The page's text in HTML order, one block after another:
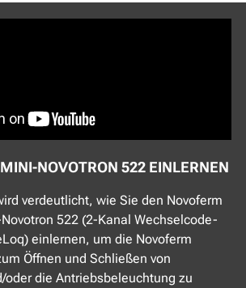
NOVOTRON 522 EINLERNEN
verdeutlicht, wie Sie den Novoferm
522 (2-Kanal Wechselcode-
einlernen, um die Novoferm
Öffnen und Schließen von
oder die Antriebsbeleuchtung zu